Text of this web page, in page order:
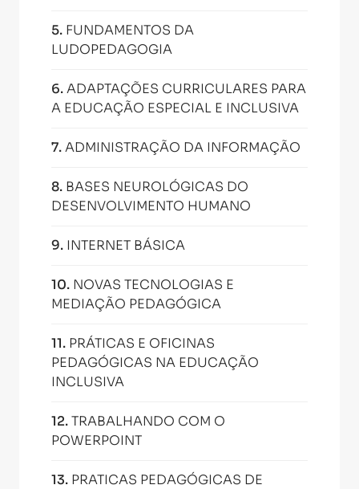
5. FUNDAMENTOS DA
LUDOPEDAGOGIA
6.ADAPTAÇÕES CURRICULARES PARA
A EDUCAÇÃO ESPECIAL E INCLUSIVA
7.ADMINISTRAÇÃO DA INFORMAÇÃO
8. BASES NEUROLÓGICAS DO
DESENVOLVIMENTO HUMANO
9. INTERNET BÁSICA
10. NOVAS TECNOLOGIAS E
MEDIAÇÃO PEDAGÓGICA
11. PRÁTICAS E OFICINAS
PEDAGÓGICAS NA EDUCAÇÃO
INCLUSIVA
12.TRABALHANDO COM O
POWERPOINT
13. PRATICAS PEDAGÓGICAS DE